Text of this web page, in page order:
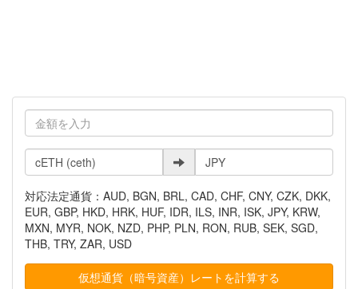
対応法定通貨：AUD, BGN, BRL, CAD, CHF, CNY, CZK, DKK,
EUR, GBP, HKD, HRK, HUF, IDR, ILS, INR, ISK, JPY, KRW,
MXN, MYR, NOK, NZD, PHP, PLN, RON, RUB, SEK, SGD,
THB, TRY, ZAR, USD